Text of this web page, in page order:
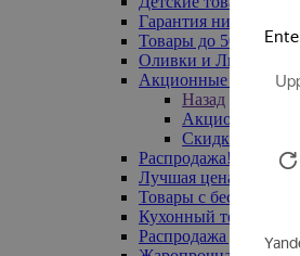
Гарантия низкой цены
Товары до 500 руб
Оливки и Лимоны
Акционные товары
Назад
Акционные
Скидка 20% по
Распродажа!
Лучшая цена
Товары с бесплатной
Кухонный текстиль
Распродажа до -50%